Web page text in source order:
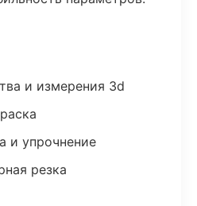
и измерения 3d
и упрочнение
резка